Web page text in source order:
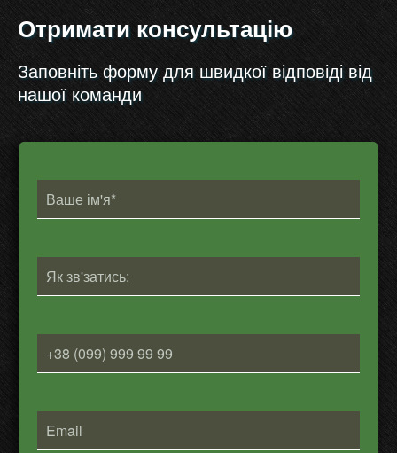
Отримати консультацію
Заповніть форму для швидкої відповіді від
нашої команди